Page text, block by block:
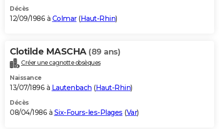
Décès
12/09/1986 à Colmar(Haut-Rhin)
Clotilde MASCHA (89 ans)
Créer une cagnotte obsèques
Naissance
13/07/1896 à Lautenbach (Haut-Rhin)
Décès
08/04/1986 à Six-Fours-les-Plages (Var)